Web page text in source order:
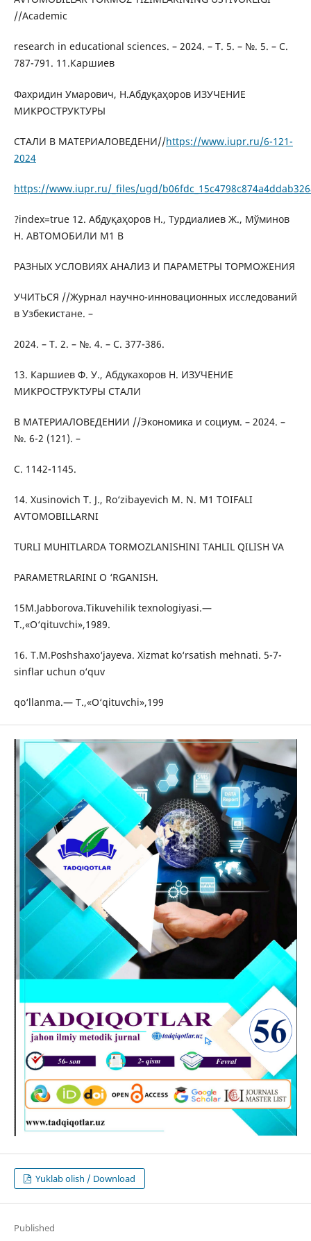
//Academic
research in educational sciences. – 2024. – Т. 5. – №. 5. – С.
787-791. 11.Каршиев
Фахридин Умарович, Н.Абдуқаҳоров ИЗУЧЕНИЕ
МИКРОСТРУКТУРЫ
СТАЛИ В МАТЕРИАЛОВЕДЕНИ//https://www.iupr.ru/6-121-
2024
https://www.iupr.ru/_files/ugd/
?index=true 12. Абдуқаҳоров Н., Турдиалиев Ж., Мўминов
Н. АВТОМОБИЛИ M1 В
РАЗНЫХ УСЛОВИЯХ АНАЛИЗ И ПАРАМЕТРЫ ТОРМОЖЕНИЯ
УЧИТЬСЯ //Журнал научно-инновационных исследований
в Узбекистане. –
2024. – Т. 2. – №. 4. – С. 377-386.
13. Каршиев Ф. У., Абдукахоров Н. ИЗУЧЕНИЕ
МИКРОСТРУКТУРЫ СТАЛИ
В МАТЕРИАЛОВЕДЕНИИ //Экономика и социум. – 2024. –
№. 6-2 (121). –
С. 1142-1145.
14. Xusinovich T. J., Ro‘zibayevich M. N. M1 TOIFALI
AVTOMOBILLARNI
TURLI MUHITLARDA TORMOZLANISHINI TAHLIL QILISH VA
PARAMETRLARINI O ‘RGANISH.
15M.Jabborova.Tikuvehilik texnologiyasi.—
Т.,«O‘qituvchi»,1989.
16. T.M.Poshshaxo‘jayeva. Xizmat ko‘rsatish mehnati. 5-7-
sinflar uchun o‘quv
qo‘llanma.— Т.,«O‘qituvchi»,199
Yuklab olish / Download
Published